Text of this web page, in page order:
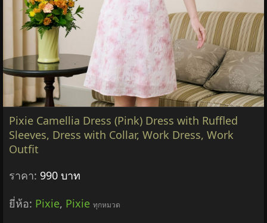
Pixie Camellia Dress (Pink) Dress with Ruffled
Sleeves, Dress with Collar, Work Dress, Work
Outfit
ราคา: 990 บาท
ยี่ห้อ: Pixie, Pixie ทุกหมวด